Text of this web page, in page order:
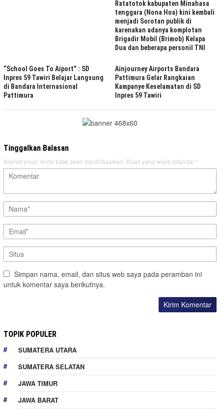
Ratatotok kabupaten Minahasa
tenggara (Nona Hoa) kini kembali
menjadi Sorotan publik di
karenakan adanya komplotan
Brigadir Mobil (Brimob) Kelapa
Dua dan beberapa personil TNI
“School Goes To Aiport” : SD
Inpres 59 Tawiri Belajar Langsung
di Bandara Internasional
Pattimura
Ainjourney Airports Bandara
Pattimura Gelar Rangkaian
Kampanye Keselamatan di SD
Inpres 59 Tawiri
Tinggalkan Balasan
Alamat email Anda tidak akan dipublikasikan. Ruas yang wajib ditandai *
Simpan nama, email, dan situs web saya pada peramban ini
untuk komentar saya berikutnya.
TOPIK POPULER
SUMATERA UTARA
SUMATERA SELATAN
JAWA TIMUR
JAWA BARAT